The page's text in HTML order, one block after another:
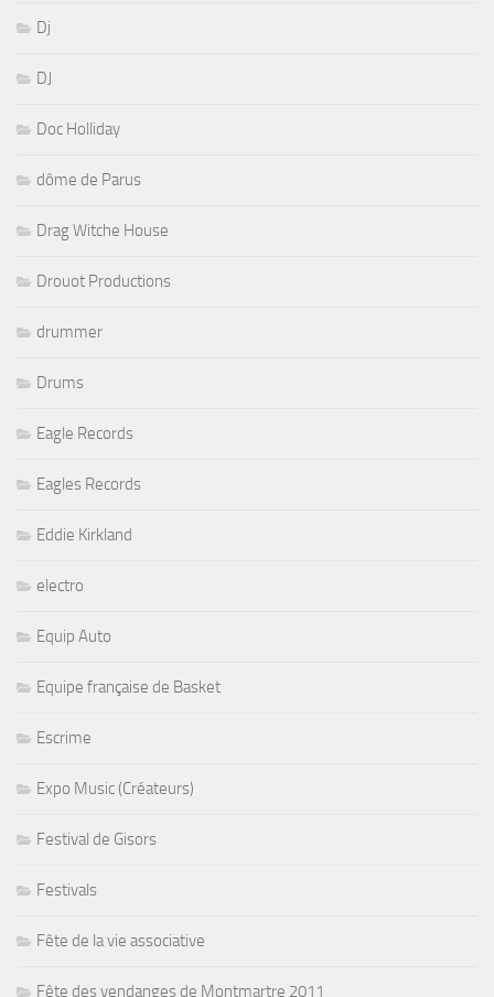
Dj
DJ
Doc Holliday
dôme de Parus
Drag Witche House
Drouot Productions
drummer
Drums
Eagle Records
Eagles Records
Eddie Kirkland
electro
Equip Auto
Equipe française de Basket
Escrime
Expo Music (Créateurs)
Festival de Gisors
Festivals
Fête de la vie associative
Fête des vendanges de Montmartre 2011